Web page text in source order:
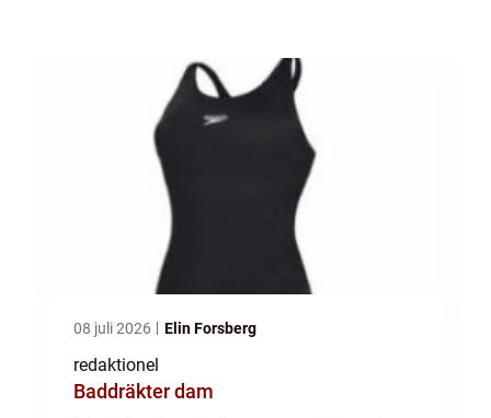
08 juli 2026 Elin Forsberg
redaktionel
Baddräkter dam